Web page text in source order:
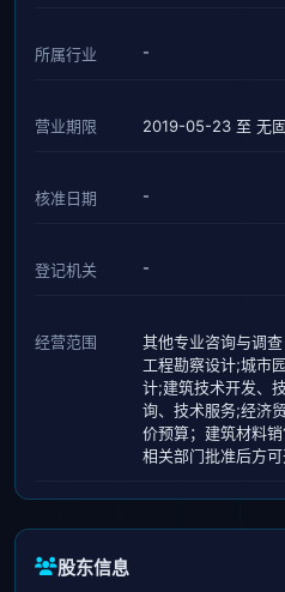
所属行业 -
营业期限 2019-05-23 至 无
核准日期 -
登记机关 -
经营范围
其他专业咨询与调
工程勘察设计;城市
计;建筑技术开发、
询、技术服务;经济
价预算；建筑材料
相关部门批准后方可
股东信息